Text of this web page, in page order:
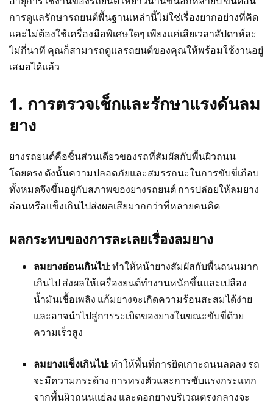
การดูแลรักษารถยนต์พื้นฐานเหล่านี้ไม่ใช่เรื่องยากอย่างที่คิด
และไม่ต้องใช้เครื่องมือพิเศษใดๆ เพียงแค่เสียเวลาสัปดาห์ละ
ไม่กี่นาที คุณก็สามารถดูแลรถยนต์ของคุณให้พร้อมใช้งานอยู่
เสมอได้แล้ว
1. การตรวจเช็กและรักษาแรงดันลม
ยาง
ยางรถยนต์คือชิ้นส่วนเดียวของรถที่สัมผัสกับพื้นผิวถนน
โดยตรง ดังนั้นความปลอดภัยและสมรรถนะในการขับขี่เกือบ
ทั้งหมดจึงขึ้นอยู่กับสภาพของยางรถยนต์ การปล่อยให้ลมยาง
อ่อนหรือแข็งเกินไปส่งผลเสียมากกว่าที่หลายคนคิด
ผลกระทบของการละเลยเรื่องลมยาง
ลมยางอ่อนเกินไป:ทำให้หน้ายางสัมผัสกับพื้นถนนมาก
เกินไป ส่งผลให้เครื่องยนต์ทำงานหนักขึ้นและเปลือง
น้ำมันเชื้อเพลิง แก้มยางจะเกิดความร้อนสะสมได้ง่าย
และอาจนำไปสู่การระเบิดของยางในขณะขับขี่ด้วย
ความเร็วสูง
ลมยางแข็งเกินไป:ทำให้พื้นที่การยึดเกาะถนนลดลง รถ
จะมีความกระด้าง การทรงตัวและการซับแรงกระแทก
จากพื้นผิวถนนแย่ลง และดอกยางบริเวณตรงกลางจะ